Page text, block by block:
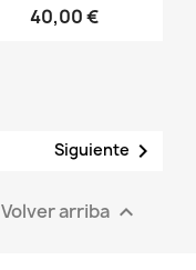
40,00 €
Siguiente 
Volver arriba 